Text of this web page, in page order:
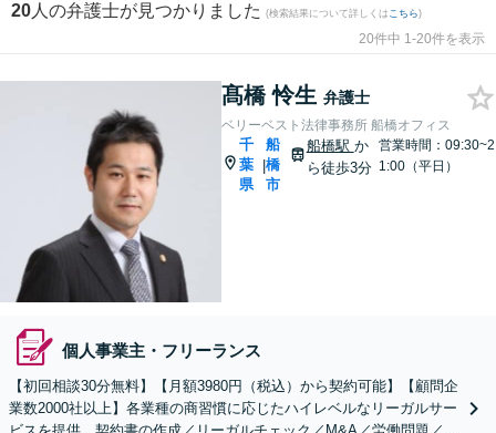
20 人の弁護士が見つかりました (検索結果について詳しくは こちら)
20件中 1-20件を表示
髙橋 怜生 弁護士
ベリーベスト法律事務所 船橋オフィス
千
葉
県
|
船
橋
市
船橋駅 か
ら徒歩3分
営業時間：09:30~2
1:00（平日）
個人事業主・フリーランス
【初回相談30分無料】【月額3980円（税込）から契約可能】【顧問企
業数2000社以上】各業種の商習慣に応じたハイレベルなリーガルサー